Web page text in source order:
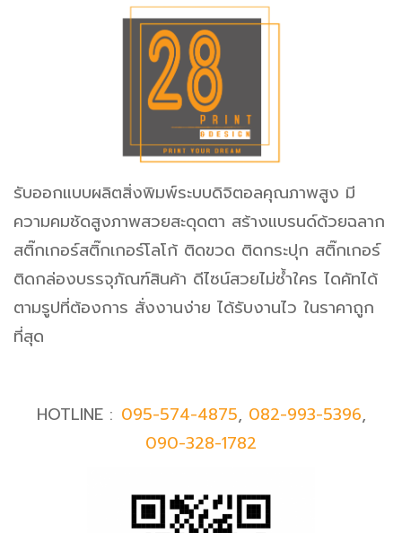
รับออกแบบผลิตสิ่งพิมพ์ระบบดิจิตอลคุณภาพสูง มี
ความคมชัดสูงภาพสวยสะดุดตา สร้างแบรนด์ด้วยฉลาก
สติ๊กเกอร์สติ๊กเกอร์โลโก้ ติดขวด ติดกระปุก สติ๊กเกอร์
ติดกล่องบรรจุภัณฑ์สินค้า ดีไซน์สวยไม่ซ้ำใคร ไดคัทได้
ตามรูปที่ต้องการ สั่งงานง่าย ได้รับงานไว ในราคาถูก
ที่สุด
HOTLINE : 095-574-4875, 082-993-5396,
090-328-1782